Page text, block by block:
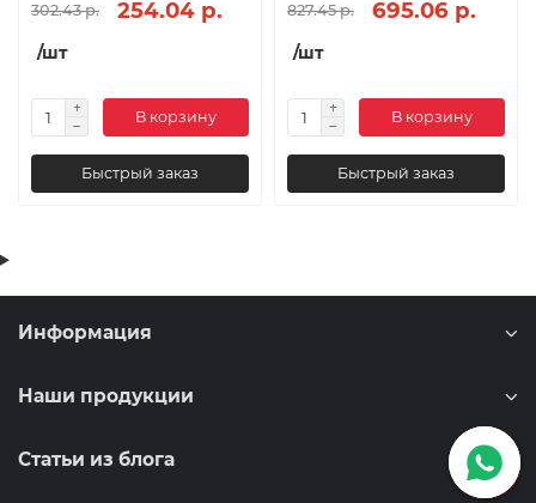
302.43 р. 254.04 р.
/шт
В корзину
Быстрый заказ
827.45 р. 695.06 р.
/шт
В корзину
Быстрый заказ
Информация
Наши продукции
Статьи из блога